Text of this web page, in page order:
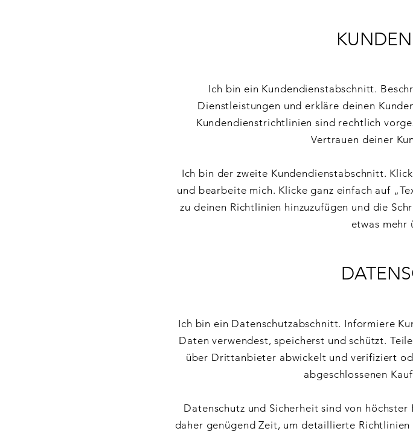
Ich bin ein Kundendienstabschnitt.
Dienstleistungen und erkläre deinen
Kundendienstrichtlinien sind rechtlich
Vertrauen deiner
Ich bin der zweite Kundendienstabschnitt.
und bearbeite mich. Klicke ganz einfach auf
zu deinen Richtlinien hinzuzufügen und die
etwas mehr
Ich bin ein Datenschutzabschnitt. Informiere
Daten verwendest, speicherst und schützt.
über Drittanbieter abwickelt und verifiziert
abgeschlossenen
Datenschutz und Sicherheit sind von
daher genügend Zeit, um detaillierte